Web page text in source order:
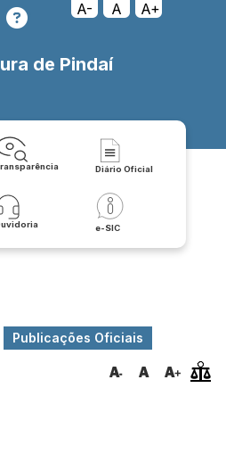
A- A A+
de Pindaí
Diário Oficial
e-SIC
Publicações Oficiais